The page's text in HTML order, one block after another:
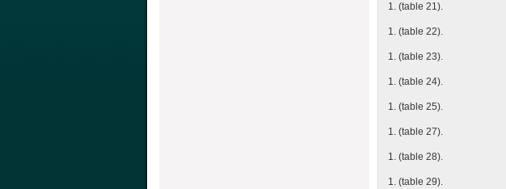
1. (table 21).
1. (table 22).
1. (table 23).
1. (table 24).
1. (table 25).
1. (table 27).
1. (table 28).
1. (table 29).